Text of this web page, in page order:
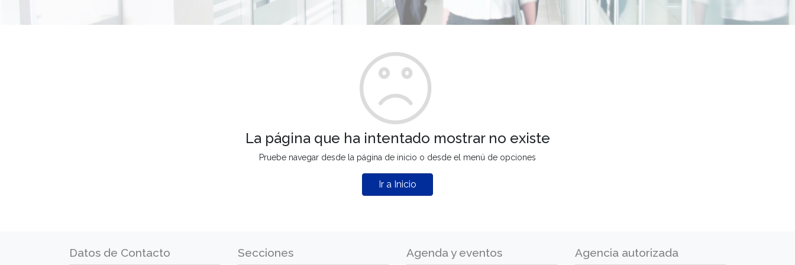
La página que ha intentado mostrar no existe
Pruebe navegar desde la página de inicio o desde el menú de opciones
Ir a Inicio
Datos de Contacto Secciones Agenda y eventos Agencia autorizada